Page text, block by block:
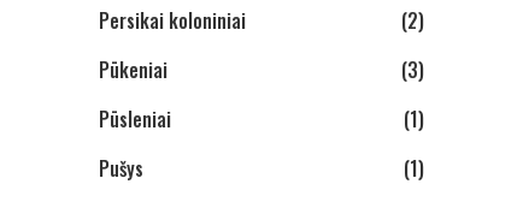
Persikai koloniniai
(2)
Pūkeniai
(3)
Pūsleniai
(1)
Pušys
(1)